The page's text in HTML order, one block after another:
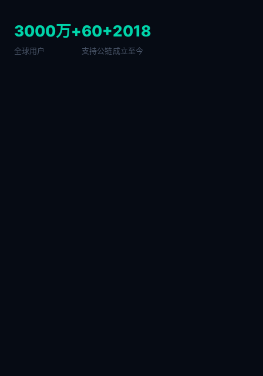
3000万+
全球用户
60+
支持公链
2018
成立至今